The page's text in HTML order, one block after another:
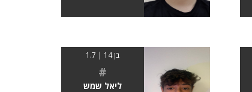
בן 14 | 1.7
#
ליאל שמש